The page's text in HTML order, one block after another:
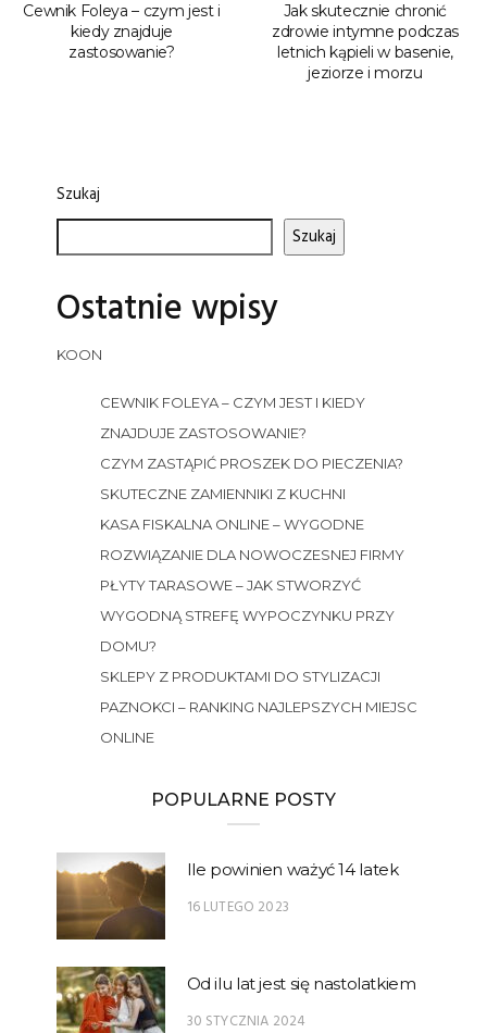
Cewnik Foleya – czym jest i
kiedy znajduje
zastosowanie?
Jak skutecznie chronić
zdrowie intymne podczas
letnich kąpieli w basenie,
jeziorze i morzu
Szukaj
Szukaj
Ostatnie wpisy
KOON
CEWNIK FOLEYA – CZYM JEST I KIEDY
ZNAJDUJE ZASTOSOWANIE?
CZYM ZASTĄPIĆ PROSZEK DO PIECZENIA?
SKUTECZNE ZAMIENNIKI Z KUCHNI
KASA FISKALNA ONLINE – WYGODNE
ROZWIĄZANIE DLA NOWOCZESNEJ FIRMY
PŁYTY TARASOWE – JAK STWORZYĆ
WYGODNĄ STREFĘ WYPOCZYNKU PRZY
DOMU?
SKLEPY Z PRODUKTAMI DO STYLIZACJI
PAZNOKCI – RANKING NAJLEPSZYCH MIEJSC
ONLINE
POPULARNE POSTY
Ile powinien ważyć 14 latek
16 LUTEGO 2023
Od ilu lat jest się nastolatkiem
30 STYCZNIA 2024